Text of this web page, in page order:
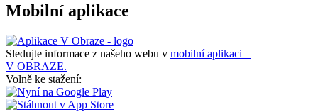
Mobilní aplikace
Sledujte informace z našeho webu v mobilní aplikaci –
V OBRAZE.
Volně ke stažení: